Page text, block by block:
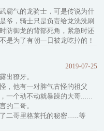
我做了素锅与老师分享，老
霸气的龙骑士，可是传说为什
爷，骑士只是负责给龙洗洗刷
防御龙的背部死角，紧急时还
为了有朝一日被龙吃掉的！
他是来骑龙的，不是来被
的人肉罐头》、《龙骑士不
、《龙骑士是储备粮
2019-07-25
出獠牙。
他有一对脾气古怪的祖父
一个动不动就暴躁的大哥......
的二哥。
哥里格莱托的秘密......等